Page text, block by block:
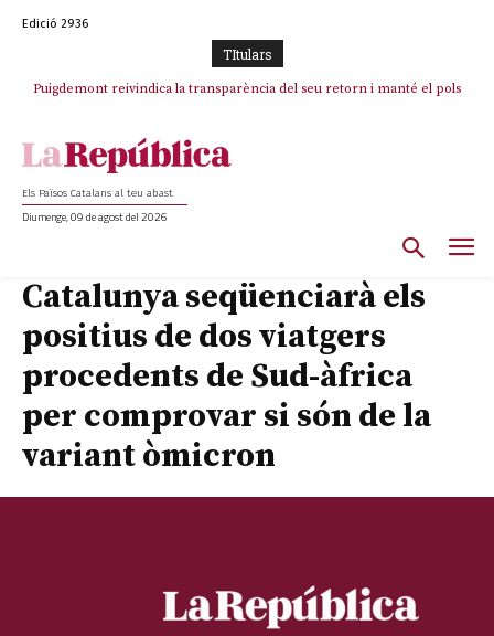
Edició 2936
TItulars
Puigdemont reivindica la transparència del seu retorn i manté el pols
Els Països Catalans al teu abast
Diumenge, 09 de agost del 2026
Catalunya seqüenciarà els
positius de dos viatgers
procedents de Sud-àfrica
per comprovar si són de la
variant òmicron